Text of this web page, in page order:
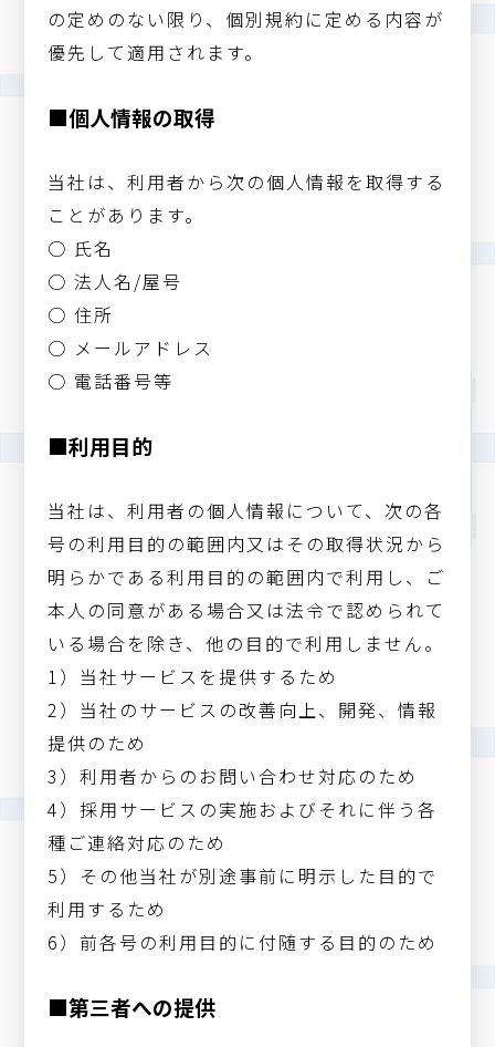
の定めのない限り、個別規約に定める内容が
優先して適用されます。
■個人情報の取得
当社は、利用者から次の個人情報を取得する
ことがあります。
○ 氏名
○ 法人名/屋号
○ 住所
○ メールアドレス
○ 電話番号等
■利用目的
当社は、利用者の個人情報について、次の各
号の利用目的の範囲内又はその取得状況から
明らかである利用目的の範囲内で利用し、ご
本人の同意がある場合又は法令で認められて
いる場合を除き、他の目的で利用しません。
1）当社サービスを提供するため
2）当社のサービスの改善向上、開発、情報
提供のため
3）利用者からのお問い合わせ対応のため
4）採用サービスの実施およびそれに伴う各
種ご連絡対応のため
5）その他当社が別途事前に明示した目的で
利用するため
6）前各号の利用目的に付随する目的のため
■第三者への提供